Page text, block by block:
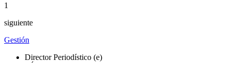
1
siguiente
Gestión
Director Periodístico (e)